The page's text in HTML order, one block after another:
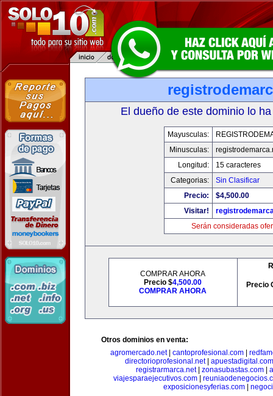
El dueño de este dominio lo
Mayusculas:
Minusculas:
Longitud:
15 caracteres
Categorias:
Sin Clasificar
Precio:
$4,500.00
Visitar!
Serán consideradas
COMPRAR AHORA
Precio $4,500.00
COMPRAR AHORA
Precio
Otros dominios en venta:
agromercado.net| cantoprofesional.com
directorioprofesional.net| apuestadigital.com
registrarmarca.net| zonasubastas.com|
viajesparaejecutivos.com|
exposicionesyferias.com